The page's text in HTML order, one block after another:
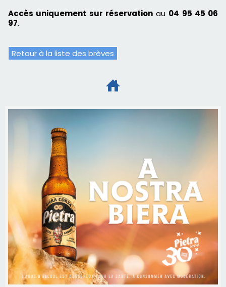
Accès uniquement sur réservationau 04 95 45 06
97.
Retour à la liste des brèves